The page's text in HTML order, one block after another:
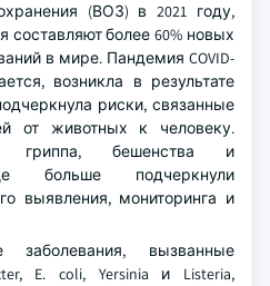
(ВОЗ) в 2021 году,
составляют более 60% новых
в мире. Пандемия COVID-
возникла в результате
риски, связанные
от животных к человеку.
гриппа, бешенства и
больше подчеркнули
выявления, мониторинга и
заболевания, вызванные
E. coli, Yersinia и Listeria,